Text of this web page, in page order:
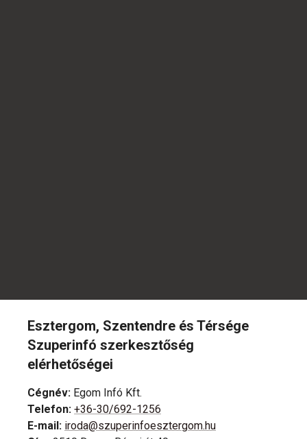
Esztergom, Szentendre és Térsége
Szuperinfó szerkesztőség
elérhetőségei
Cégnév: Egom Infó Kft.
Telefon: +36-30/692-1256
E-mail: iroda@szuperinfoesztergom.hu